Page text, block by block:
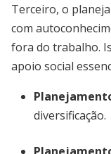
Terceiro, o
com
fora do trabalho.
apoio social
diversificação.